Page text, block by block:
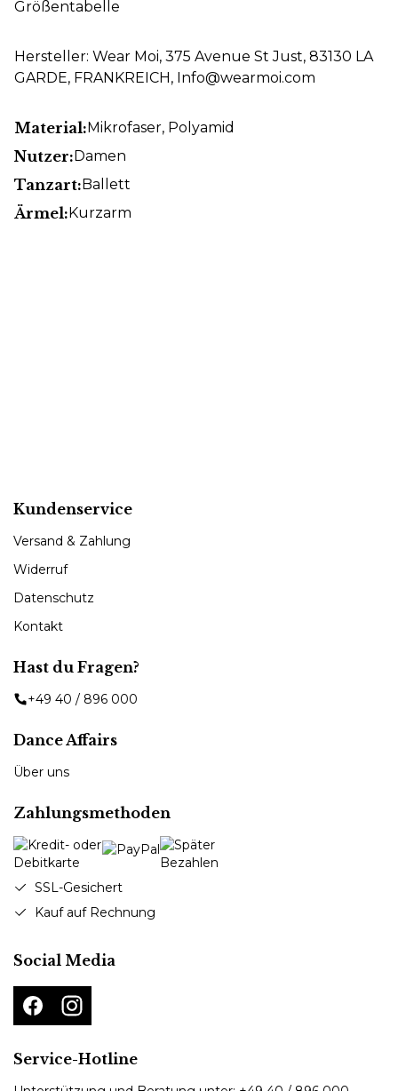
Größentabelle
Hersteller: Wear Moi, 375 Avenue St Just, 83130 LA
GARDE, FRANKREICH, Info@wearmoi.com
Material:Mikrofaser, Polyamid
Nutzer:Damen
Tanzart:Ballett
Ärmel:Kurzarm
Kundenservice
Versand & Zahlung
Widerruf
Datenschutz
Kontakt
Hast du Fragen?
+49 40 / 896 000
Dance Affairs
Über uns
Zahlungsmethoden
SSL-Gesichert
Kauf auf Rechnung
Social Media
Service-Hotline